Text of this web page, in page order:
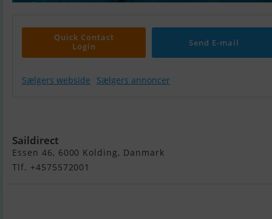
Quick Contact
Login
Send E-mail
Sælgers webside Sælgers annoncer
Saildirect
Essen 46, 6000 Kolding, Danmark
Tlf. +4575572001